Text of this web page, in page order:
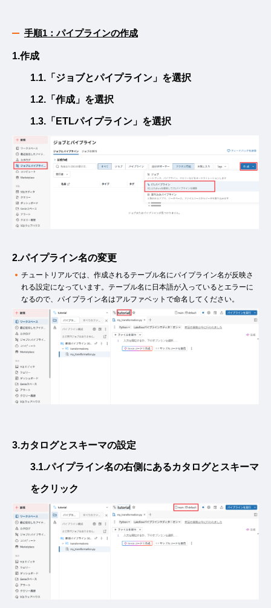
手順1：パイプラインの作成
1.作成
1.1.「ジョブとパイプライン」を選択
1.2.「作成」を選択
1.3.「ETLパイプライン」を選択
2.パイプライン名の変更
チュートリアルでは、作成されるテーブル名にパイプライン名が反映さ
れる設定になっています。テーブル名に日本語が入っているとエラーに
なるので、パイプライン名はアルファベットで命名してください。
3.カタログとスキーマの設定
3.1.パイプライン名の右側にあるカタログとスキーマ
をクリック